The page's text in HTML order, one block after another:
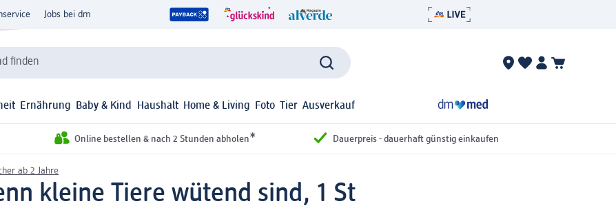
Jobs bei dm
finden
Ernährung Baby & Kind Haushalt Home & Living Foto Tier Ausverkauf
Online bestellen & nach 2 Stunden abholen* Dauerpreis - dauerhaft günstig einkaufen
ab 2 Jahre
kleine Tiere wütend sind, 1 St